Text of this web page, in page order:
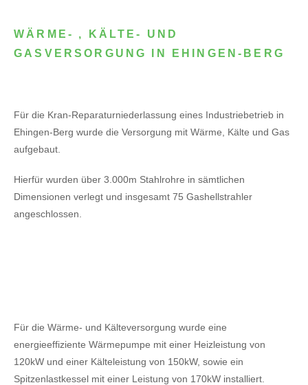
WÄRME- , KÄLTE- UND
GASVERSORGUNG IN EHINGEN-BERG
Für die Kran-Reparaturniederlassung eines Industriebetrieb in
Ehingen-Berg wurde die Versorgung mit Wärme, Kälte und Gas
aufgebaut.
Hierfür wurden über 3.000m Stahlrohre in sämtlichen
Dimensionen verlegt und insgesamt 75 Gashellstrahler
angeschlossen.
Für die Wärme- und Kälteversorgung wurde eine
energieeffiziente Wärmepumpe mit einer Heizleistung von
120kW und einer Kälteleistung von 150kW, sowie ein
Spitzenlastkessel mit einer Leistung von 170kW installiert.